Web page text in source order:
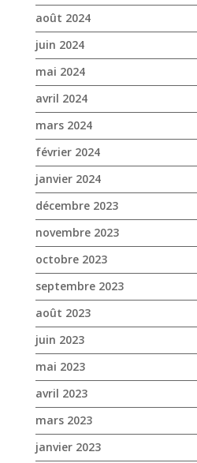
août 2024
juin 2024
mai 2024
avril 2024
mars 2024
février 2024
janvier 2024
décembre 2023
novembre 2023
octobre 2023
septembre 2023
août 2023
juin 2023
mai 2023
avril 2023
mars 2023
janvier 2023